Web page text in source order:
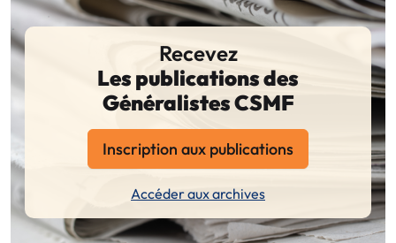
Recevez
Les publications des
Généralistes CSMF
Inscription aux publications
Accéder aux archives